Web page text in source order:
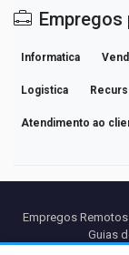
Informatica
Logistica
Atendimento ao
Empregos Remotos
Guias